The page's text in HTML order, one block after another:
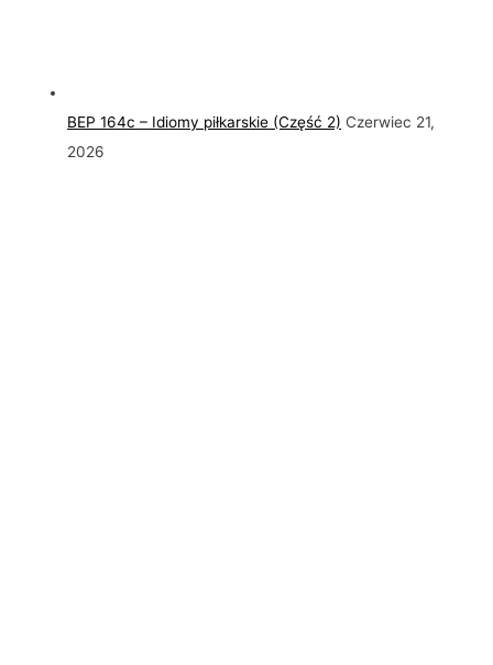
BEP 164c – Idiomy piłkarskie (Część 2) Czerwiec 21,
2026